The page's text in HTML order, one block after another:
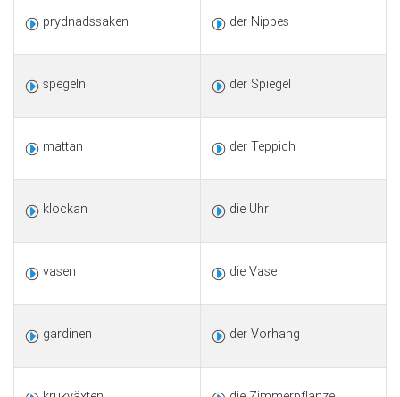
prydnadssaken der Nippes
spegeln der Spiegel
mattan der Teppich
klockan die Uhr
vasen die Vase
gardinen der Vorhang